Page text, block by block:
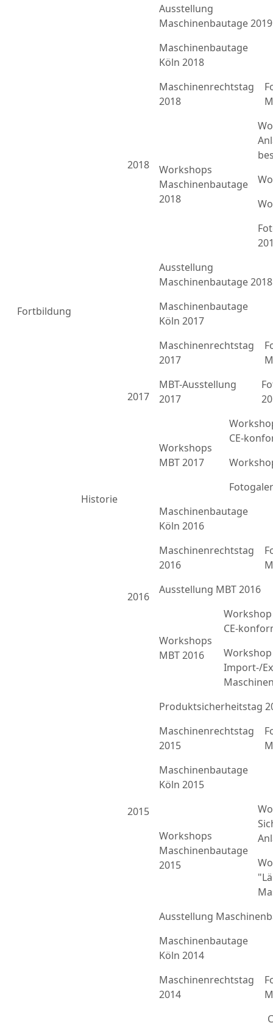
Fortbildung
Historie
Ausstellung
Maschinenbautage 2019
2018
Maschinenbautage
Köln 2018
Maschinenrechtstag
2018
Workshops
Maschinenbautage
2018
Ausstellung
Maschinenbautage 2018
2017
Maschinenbautage
Köln 2017
Maschinenrechtstag
2017
MBT-Ausstellung
2017
Workshops
MBT 2017
CE-
2016
Maschinenbautage
Köln 2016
Maschinenrechtstag
2016
Ausstellung MBT 2016
Workshops
MBT 2016
CE-
Import-/
2015
Produktsicherheitstag
Maschinenrechtstag
2015
Maschinenbautage
Köln 2015
Workshops
Maschinenbautage
2015
Ausstellung
Maschinenbautage
Köln 2014
Maschinenrechtstag
2014